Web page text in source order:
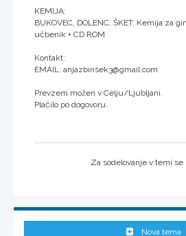
KEMIJA:
BUKOVEC, DOLENC, ŠKET: Kemija za
učbenik + CD ROM
Kontakt:
EMAIL: anjazbinsek3@gmail.com
Prevzem možen v Celju/Ljubljani.
Plačilo po dogovoru.
Za sodelovanje v temi se
Nova tema